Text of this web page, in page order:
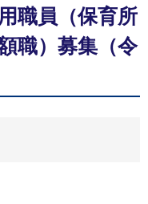
職員（保育所
職）募集（令